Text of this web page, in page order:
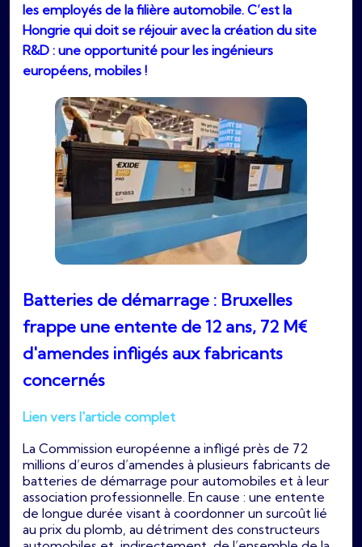
les employés de la filière automobile. C’est la
Hongrie qui doit se réjouir avec la création du site
R&D : une opportunité pour les ingénieurs
européens, mobiles !
Batteries de démarrage : Bruxelles
frappe une entente de 12 ans, 72 M€
d'amendes infligés aux fabricants
concernés
Lien vers l'article complet
La Commission européenne a infligé près de 72
millions d’euros d’amendes à plusieurs fabricants de
batteries de démarrage pour automobiles et à leur
association professionnelle. En cause : une entente
de longue durée visant à coordonner un surcoût lié
au prix du plomb, au détriment des constructeurs